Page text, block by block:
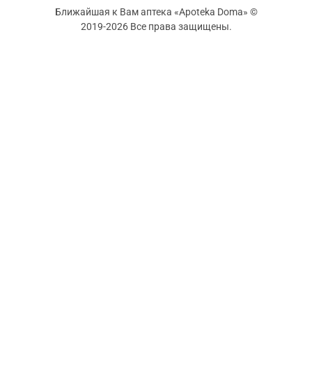
Ближайшая к Вам аптека «Apoteka Doma» ©
2019-2026 Все права защищены.